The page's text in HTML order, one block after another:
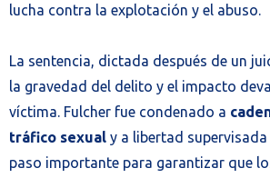
lucha contra la explotación y el abuso.
La sentencia, dictada después de un
la gravedad del delito y el impacto
víctima. Fulcher fue condenado a
tráfico sexual y a libertad
paso importante para garantizar que